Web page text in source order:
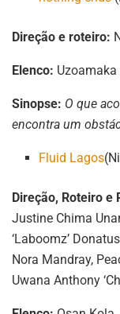
Direção e roteiro:
Elenco:
Sinopse: O que
encontra um
Fluid Lagos
Direção, Roteiro e
Justine Chima
‘Laboomz’
Nora Mandray,
Uwana Anthony